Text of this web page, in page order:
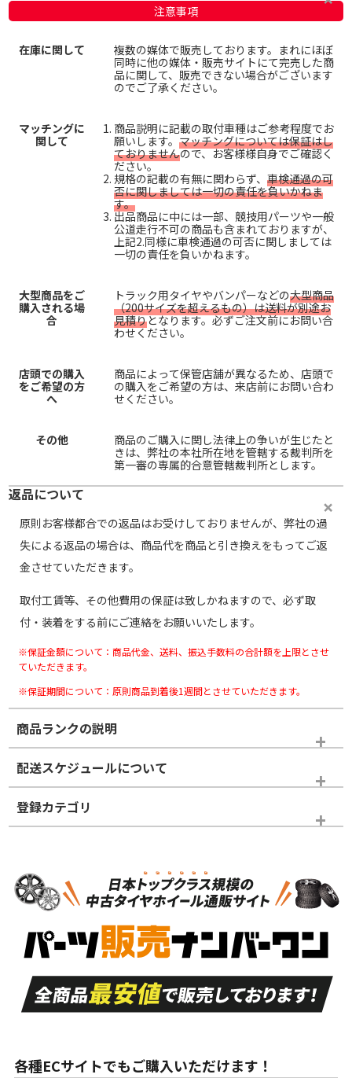
注意事項
在庫に関して
複数の媒体で販売しております。まれにほぼ
同時に他の媒体・販売サイトにて完売した商
品に関して、販売できない場合がございます
のでご了承ください。
マッチングに
関して
商品説明に記載の取付車種はご参考程度でお
願いします。 マッチングについては保証はし
ておりませんので、お客様様自身でご確認く
ださい。
規格の記載の有無に関わらず、 車検通過の可
否に関しましては一切の責任を負いかねま
す。
出品商品に中には一部、競技用パーツや一般
公道走行不可の商品も含まれておりますが、
上記2.同様に車検通過の可否に関しましては
一切の責任を負いかねます。
大型商品をご
購入される場
合
トラック用タイヤやバンパーなどの大型商品
（200サイズを超えるもの）は送料が別途お
見積りとなります。必ずご注文前にお問い合
わせください。
店頭での購入
をご希望の方
へ
商品によって保管店舗が異なるため、店頭で
の購入をご希望の方は、来店前にお問い合わ
せください。
その他
商品のご購入に関し法律上の争いが生じたと
きは、弊社の本社所在地を管轄する裁判所を
第一審の専属的合意管轄裁判所とします。
返品について
原則お客様都合での返品はお受けしておりませんが、弊社の過
失による返品の場合は、商品代を商品と引き換えをもってご返
金させていただきます。
取付工賃等、その他費用の保証は致しかねますので、必ず取
付・装着をする前にご連絡をお願いいたします。
※保証金額について：商品代金、送料、振込手数料の合計額を上限とさせ
ていただきます。
※保証期間について：原則商品到着後1週間とさせていただきます。
商品ランクの説明
※商品ランクは出品者の主観により判断しておりますので、あら
かじめご了承ください。
ホイールランク
S
品）
S
新車外し品（新古
付き
A
走行距離も少なく、
目立つ傷もほとんど
ない中古品
A
走行距離も少なく、
非常に状態の良い中
古品
な中古品
んどない中古品
配送スケジュールについて
登録カテゴリ
スタッドレスタイヤホイールセット
各種ECサイトでもご購入いただけます！